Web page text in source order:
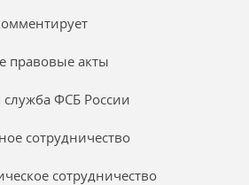
правовые акты
ФСБ России
сотрудничество
сотрудничество